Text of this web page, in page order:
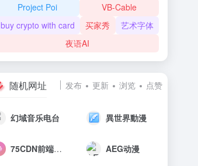
Project Poi
VB-Cable
buy crypto with card
买家秀
艺术字体
夜语AI
随机网址 发布 更新 浏览 点赞
幻域音乐电台 異世界動漫
75CDN前端静态资源库 AEG动漫